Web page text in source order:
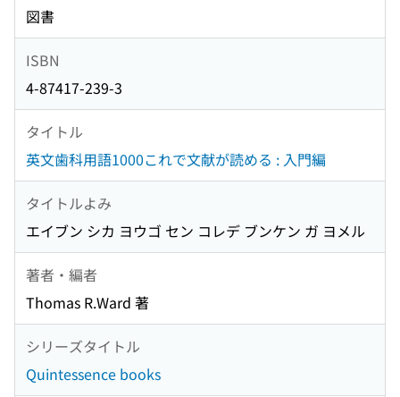
図書
ISBN
4-87417-239-3
タイトル
英文歯科用語1000これで文献が読める : 入門編
タイトルよみ
エイブン シカ ヨウゴ セン コレデ ブンケン ガ ヨメル
著者・編者
Thomas R.Ward 著
シリーズタイトル
Quintessence books